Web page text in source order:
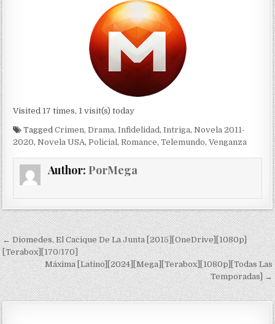
Visited 17 times, 1 visit(s) today
TaggedCrimen,Drama,Infidelidad,Intriga,Novela 2011-
2020,Novela USA,Policial,Romance,Telemundo,Venganza
Author: PorMega
Navegación de entradas
← Diomedes, El Cacique De La Junta [2015][OneDrive][1080p]
[Terabox][170/170]
Máxima [Latino][2024][Mega][Terabox][1080p][Todas Las
Temporadas] →